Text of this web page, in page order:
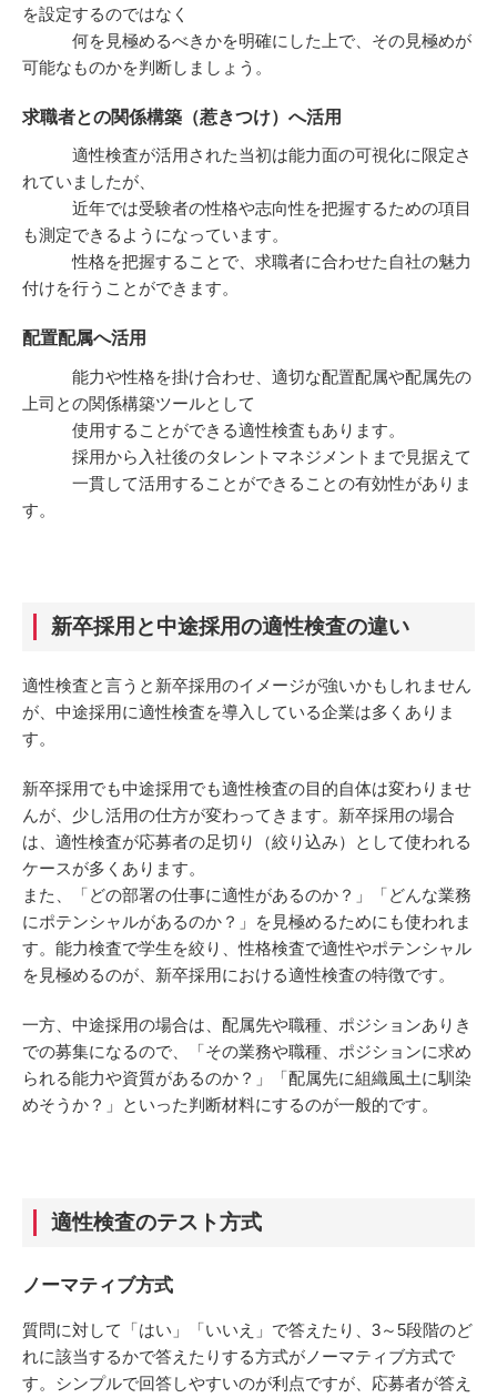
を設定するのではなく
何を見極めるべきかを明確にした上で、その見極めが
可能なものかを判断しましょう。
求職者との関係構築（惹きつけ）へ活用
適性検査が活用された当初は能力面の可視化に限定さ
れていましたが、
近年では受験者の性格や志向性を把握するための項目
も測定できるようになっています。
性格を把握することで、求職者に合わせた自社の魅力
付けを行うことができます。
配置配属へ活用
能力や性格を掛け合わせ、適切な配置配属や配属先の
上司との関係構築ツールとして
使用することができる適性検査もあります。
採用から入社後のタレントマネジメントまで見据えて
一貫して活用することができることの有効性がありま
す。
新卒採用と中途採用の適性検査の違い
適性検査と言うと新卒採用のイメージが強いかもしれません
が、中途採用に適性検査を導入している企業は多くありま
す。
新卒採用でも中途採用でも適性検査の目的自体は変わりませ
んが、少し活用の仕方が変わってきます。新卒採用の場合
は、適性検査が応募者の足切り（絞り込み）として使われる
ケースが多くあります。
また、「どの部署の仕事に適性があるのか？」「どんな業務
にポテンシャルがあるのか？」を見極めるためにも使われま
す。能力検査で学生を絞り、性格検査で適性やポテンシャル
を見極めるのが、新卒採用における適性検査の特徴です。
一方、中途採用の場合は、配属先や職種、ポジションありき
での募集になるので、「その業務や職種、ポジションに求め
られる能力や資質があるのか？」「配属先に組織風土に馴染
めそうか？」といった判断材料にするのが一般的です。
適性検査のテスト方式
ノーマティブ方式
質問に対して「はい」「いいえ」で答えたり、3～5段階のど
れに該当するかで答えたりする方式がノーマティブ方式で
す。シンプルで回答しやすいのが利点ですが、応募者が答え